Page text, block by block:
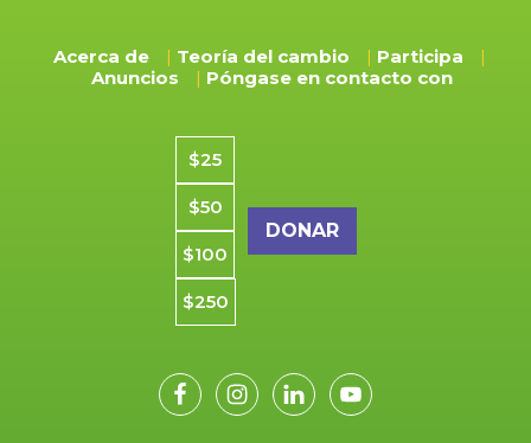
Acerca de Teoría del cambio
Participa
Anuncios
Póngase en contacto con
Importe de la donación
$25
$50
$100
$250